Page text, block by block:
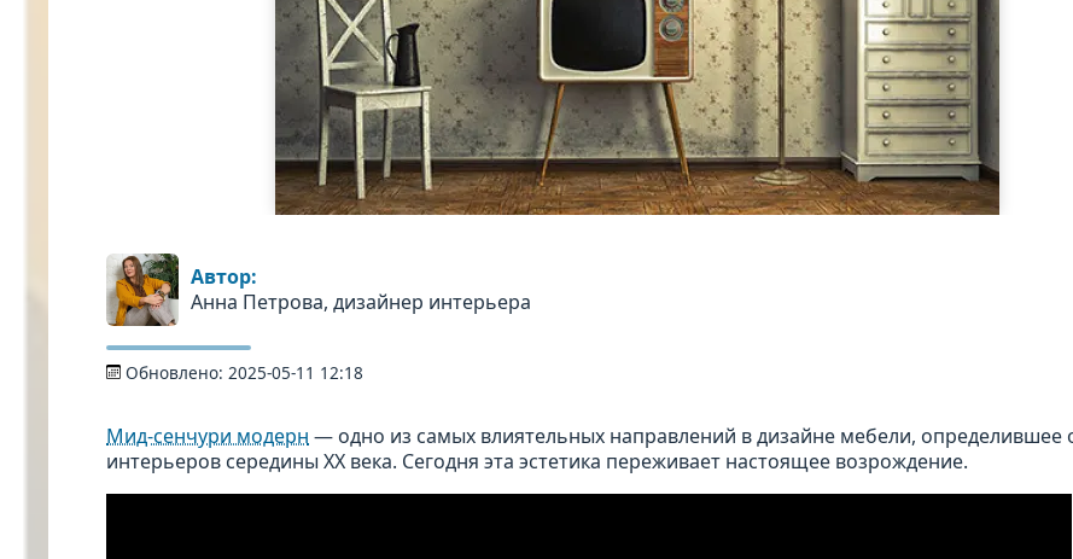
Автор:
Анна Петрова, дизайнер интерьера
Обновлено:2025-05-11 12:18
Мид-сенчури модерн — одно из самых влиятельных направлений в дизайне мебели, определившее
интерьеров середины XX века. Сегодня эта эстетика переживает настоящее возрождение.